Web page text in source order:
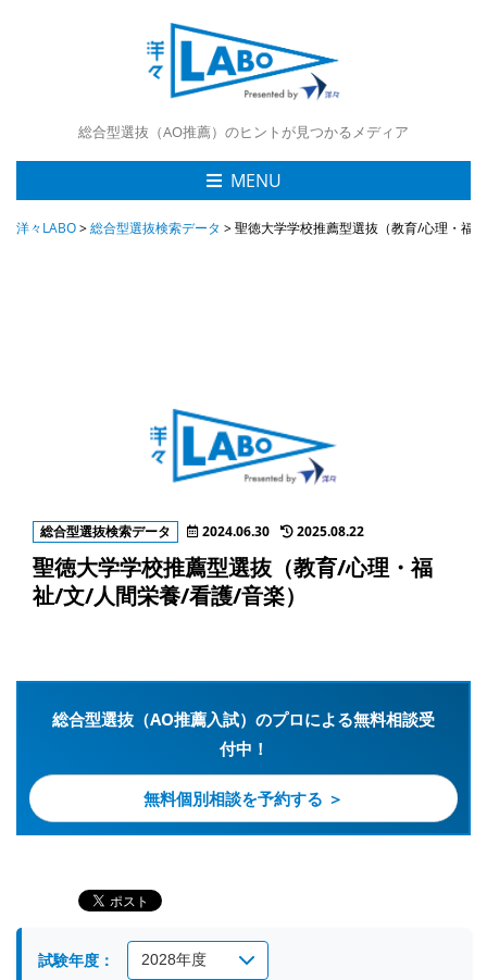
総合型選抜（AO推薦）のヒントが見つかるメディア
MENU
洋々LABO>総合型選抜検索データ >聖徳大学学校推薦型選抜（教育/心理・福
総合型選抜検索データ 2024.06.30 2025.08.22
聖徳大学学校推薦型選抜（教育/心理・福
祉/文/人間栄養/看護/音楽）
総合型選抜（AO推薦入試）のプロによる無料相談受
付中！
無料個別相談を予約する ＞
試験年度：